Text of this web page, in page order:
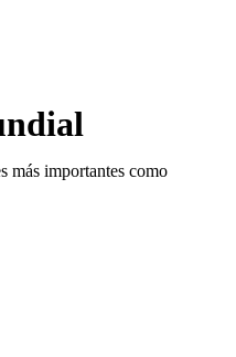
más importantes como